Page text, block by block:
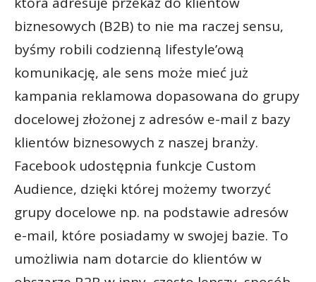
biznesowych (B2B) to nie ma raczej sensu,
byśmy robili codzienną lifestyle’ową
komunikację, ale sens może mieć już
kampania reklamowa dopasowana do grupy
docelowej złożonej z adresów e-mail z bazy
klientów biznesowych z naszej branży.
Facebook udostępnia funkcje Custom
Audience, dzięki której możemy tworzyć
grupy docelowe np. na podstawie adresów
e-mail, które posiadamy w swojej bazie. To
umożliwia nam dotarcie do klientów w